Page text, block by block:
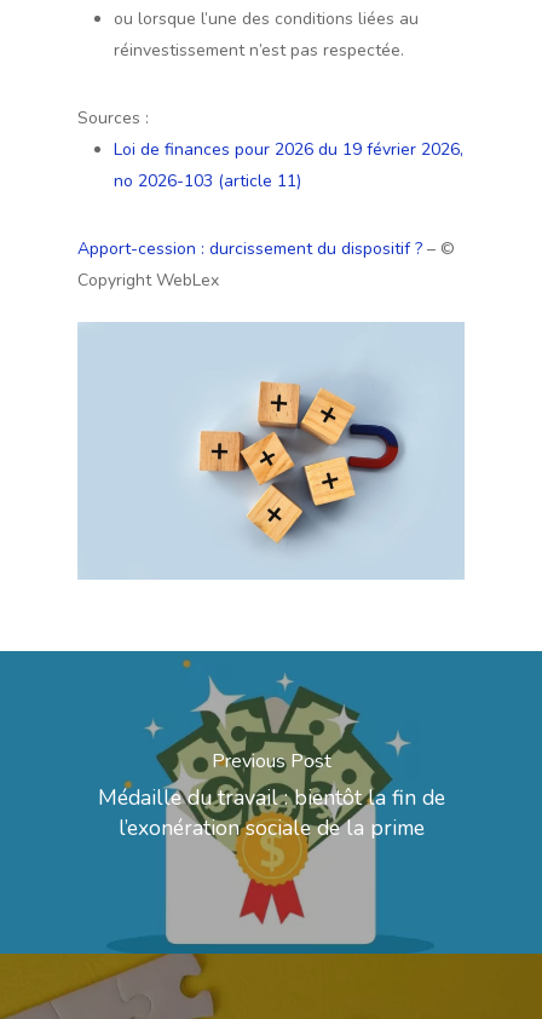
ou lorsque l’une des conditions liées au
réinvestissement n’est pas respectée.
Sources :
Loi de finances pour 2026 du 19 février 2026,
no 2026-103 (article 11)
Apport-cession : durcissement du dispositif ? – ©
Copyright WebLex
Previous Post
Médaille du travail : bientôt la fin de
l’exonération sociale de la prime